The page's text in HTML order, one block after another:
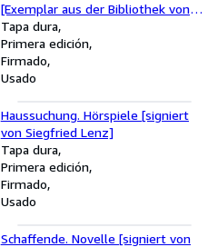
[Exemplar aus der Bibliothek von
Martin Beheim-Schwarzbach mit
dessen Namenszug im Vorsatz]
Tapa dura
Primera edición
Firmado
Usado
Haussuchung. Hörspiele [signiert
von Siegfried Lenz]
Tapa dura
Primera edición
Firmado
Usado
Schaffende. Novelle [signiert von